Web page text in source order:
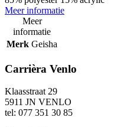
Meer informatie
Meer
informatie
Merk Geisha
Carrièra Venlo
Klaasstraat 29
5911 JN VENLO
tel: 077 351 30 85